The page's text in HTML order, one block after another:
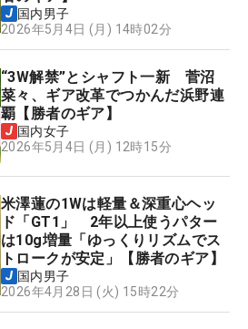
国内男子
2026年5月4日 (月) 14時02分
“3W解禁”とシャフト一新 菅沼
菜々、ギア改革でつかんだ浜野連
覇【勝者のギア】
国内女子
2026年5月4日 (月) 12時15分
米澤蓮の1Wは軽量＆深重心ヘッ
ド「GT1」 2年以上使うパター
は10g増量「ゆっくりリズムでス
トロークが安定」【勝者のギア】
国内男子
2026年4月28日 (火) 15時22分